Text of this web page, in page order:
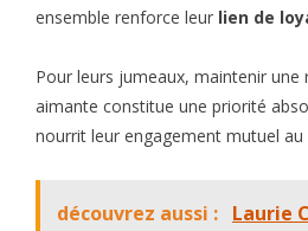
ensemble renforce leur lien de
Pour leurs jumeaux, maintenir une
aimante constitue une priorité
nourrit leur engagement mutuel au
découvrez aussi : Laurie